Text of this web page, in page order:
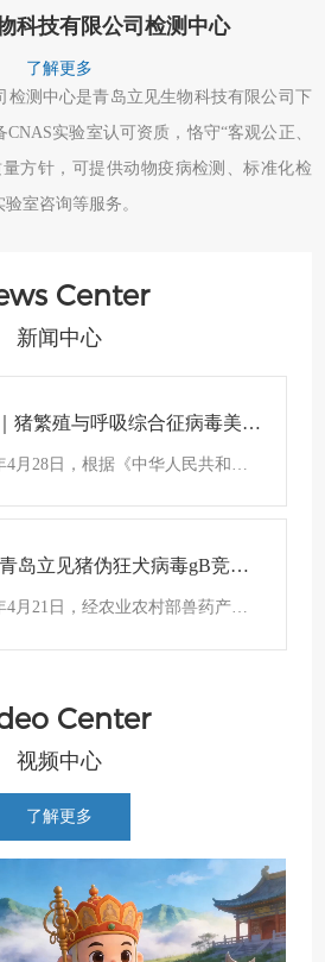
科技有限公司检测中心
了解更多
检测中心是青岛立见生物科技有限公司下
实验室认可资质，恪守“客观公正、
方针，可提供动物疫病检测、标准化检
室咨询等服务。
Center
新闻中心
喜报｜猪繁殖与呼吸综合征病毒美洲型基因组RNA获批国家二级标准物质
2026年4月28日，根据《中华人民共和国计量法》，按照《标准物质管理办法》的要求，青岛立见生物科技有限公司研制的猪繁殖与呼吸综合征病毒美洲型经典株（CH-1R
喜报|青岛立见猪伪狂犬病毒gB竞争ELISA抗体检测试剂盒获得兽药产品批准文号
2026年4月21日，经农业农村部兽药产品批准文号核发系统确认，青岛立见生物科技有限公司获得猪伪狂犬病毒gB竞争ELISA抗体检测试剂盒兽药产品批准文号，兽药生
Center
视频中心
了解更多